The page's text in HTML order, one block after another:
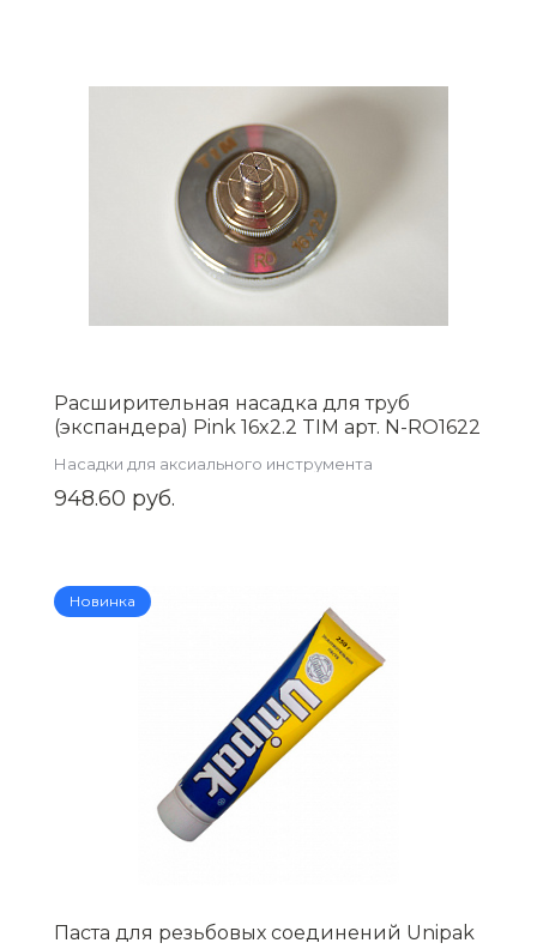
Расширительная насадка для труб
(экспандера) Pink 16x2.2 TIM арт. N-RO1622
Насадки для аксиального инструмента
948.60 руб.
Новинка
Паста для резьбовых соединений Unipak